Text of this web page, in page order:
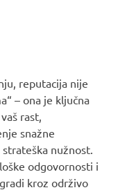
reputacija nije
– ona je ključna
rast,
snažne
nužnost.
odgovornosti i
kroz održivo